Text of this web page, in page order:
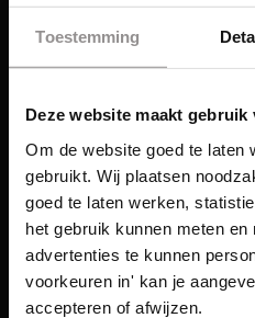
Toestemming
Deze website maakt gebruik
Om de website goed te laten
gebruikt. Wij plaatsen
goed te laten werken,
het gebruik kunnen meten
advertenties te kunnen
voorkeuren in' kan je
accepteren of afwijzen.